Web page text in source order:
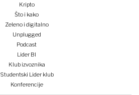
Kripto
Što i kako
Zeleno i digitalno
Unplugged
Podcast
Lider BI
Klub izvoznika
Studentski Lider klub
Konferencije